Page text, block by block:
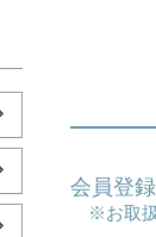
会員登
※お取扱